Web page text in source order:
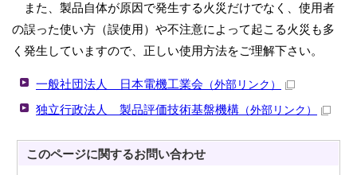
また、製品自体が原因で発生する火災だけでなく、使用者
の誤った使い方（誤使用）や不注意によって起こる火災も多
く発生していますので、正しい使用方法をご理解下さい。
一般社団法人 日本電機工業会 （外部リンク）
独立行政法人 製品評価技術基盤機構 （外部リンク）
このページに関するお問い合わせ